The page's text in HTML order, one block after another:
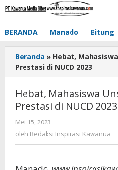
Lewati
BERANDA Manado Bitung
Beranda » Hebat,
Prestasi di NUCD 2023
Hebat, Mahasiswa
Prestasi di NUCD 2023
Mei 15, 2023
Redaksi
Inspirasi
oleh Redaksi Inspirasi Kawanua